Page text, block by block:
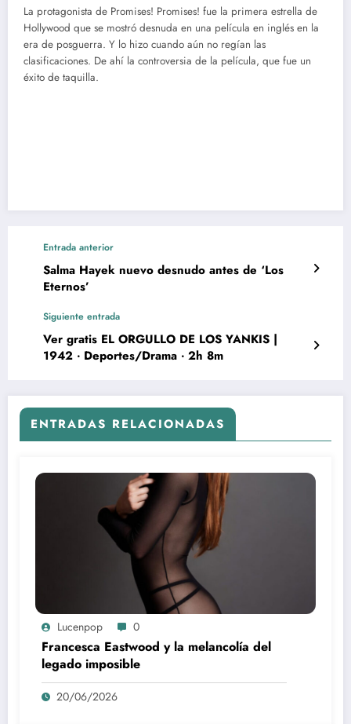
La protagonista de Promises! Promises! fue la primera estrella de
Hollywood que se mostró desnuda en una película en inglés en la
era de posguerra. Y lo hizo cuando aún no regían las
clasificaciones. De ahí la controversia de la película, que fue un
éxito de taquilla.
Entrada anterior
Salma Hayek nuevo desnudo antes de ‘Los
Eternos’
Siguiente entrada
Ver gratis EL ORGULLO DE LOS YANKIS |
1942 ‧ Deportes/Drama ‧ 2h 8m
ENTRADAS RELACIONADAS
Lucenpop 0
Francesca Eastwood y la melancolía del
legado imposible
20/06/2026